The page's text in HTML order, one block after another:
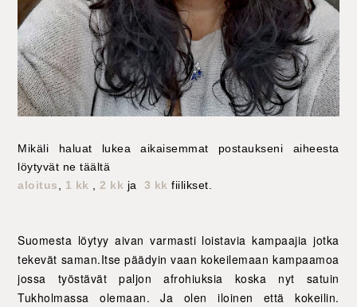
Mikäli haluat lukea aikaisemmat postaukseni aiheesta
löytyvät ne täältä
aloitus
1 kk 2 kk ja 3 kk fiilikset.
Suomesta löytyy aivan varmasti loistavia kampaajia jotka
tekevät saman.Itse päädyin vaan kokeilemaan kampaamoa
jossa työstävät paljon afrohiuksia koska nyt satuin
Tukholmassa olemaan. Ja olen iloinen että kokeilin.